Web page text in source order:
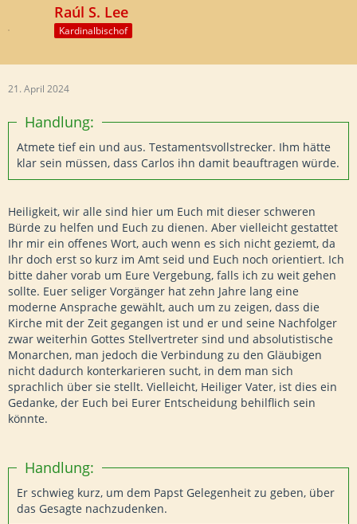
Raúl S. Lee
Kardinalbischof
21. April 2024
Handlung:
Atmete tief ein und aus. Testamentsvollstrecker. Ihm hätte
klar sein müssen, dass Carlos ihn damit beauftragen würde.
Heiligkeit, wir alle sind hier um Euch mit dieser schweren
Bürde zu helfen und Euch zu dienen. Aber vielleicht gestattet
Ihr mir ein offenes Wort, auch wenn es sich nicht geziemt, da
Ihr doch erst so kurz im Amt seid und Euch noch orientiert. Ich
bitte daher vorab um Eure Vergebung, falls ich zu weit gehen
sollte. Euer seliger Vorgänger hat zehn Jahre lang eine
moderne Ansprache gewählt, auch um zu zeigen, dass die
Kirche mit der Zeit gegangen ist und er und seine Nachfolger
zwar weiterhin Gottes Stellvertreter sind und absolutistische
Monarchen, man jedoch die Verbindung zu den Gläubigen
nicht dadurch konterkarieren sucht, in dem man sich
sprachlich über sie stellt. Vielleicht, Heiliger Vater, ist dies ein
Gedanke, der Euch bei Eurer Entscheidung behilflich sein
könnte.
Handlung:
Er schwieg kurz, um dem Papst Gelegenheit zu geben, über
das Gesagte nachzudenken.